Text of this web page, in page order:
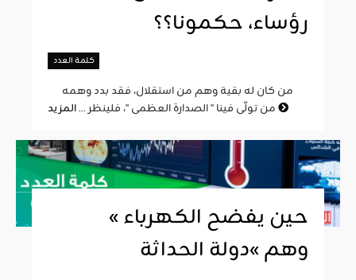
رؤساء، حكمونا؟؟
كلمة العدد
من تولّى فينا " الصدارة العظمى "، فلينظر ...
« حين يفضح الكهرباء
وهم »دولة الحداثة